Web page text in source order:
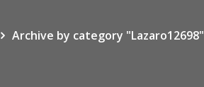
Archive by category "Lazaro12698"